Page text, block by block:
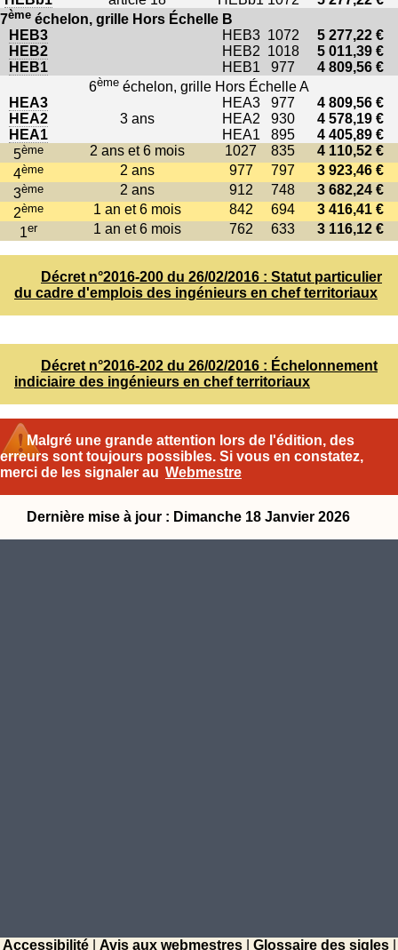
7ème échelon, grille Hors Échelle B
HEB3
HEB3 1072
5 277,22 €
HEB2
HEB2 1018
5 011,39 €
HEB1
HEB1 977
4 809,56 €
6ème échelon, grille Hors Échelle A
HEA3
HEA3 977
4 809,56 €
HEA2
3 ans HEA2 930
4 578,19 €
HEA1
HEA1 895
4 405,89 €
5ème 2 ans et 6 mois 1027 835
4 110,52 €
4ème 2 ans 977 797
3 923,46 €
3ème 2 ans 912 748
3 682,24 €
2ème 1 an et 6 mois 842 694
3 416,41 €
1er 1 an et 6 mois 762 633 3 116,12 €
Décret n°2016-200 du 26/02/2016 : Statut particulier
du cadre d'emplois des ingénieurs en chef territoriaux
Décret n°2016-202 du 26/02/2016 : Échelonnement
indiciaire des ingénieurs en chef territoriaux
Malgré une grande attention lors de l'édition, des
erreurs sont toujours possibles. Si vous en constatez,
merci de les signaler au Webmestre
Dernière mise à jour : Dimanche 18 Janvier 2026
Accessibilité| Avis aux webmestres| Glossaire des sigles|